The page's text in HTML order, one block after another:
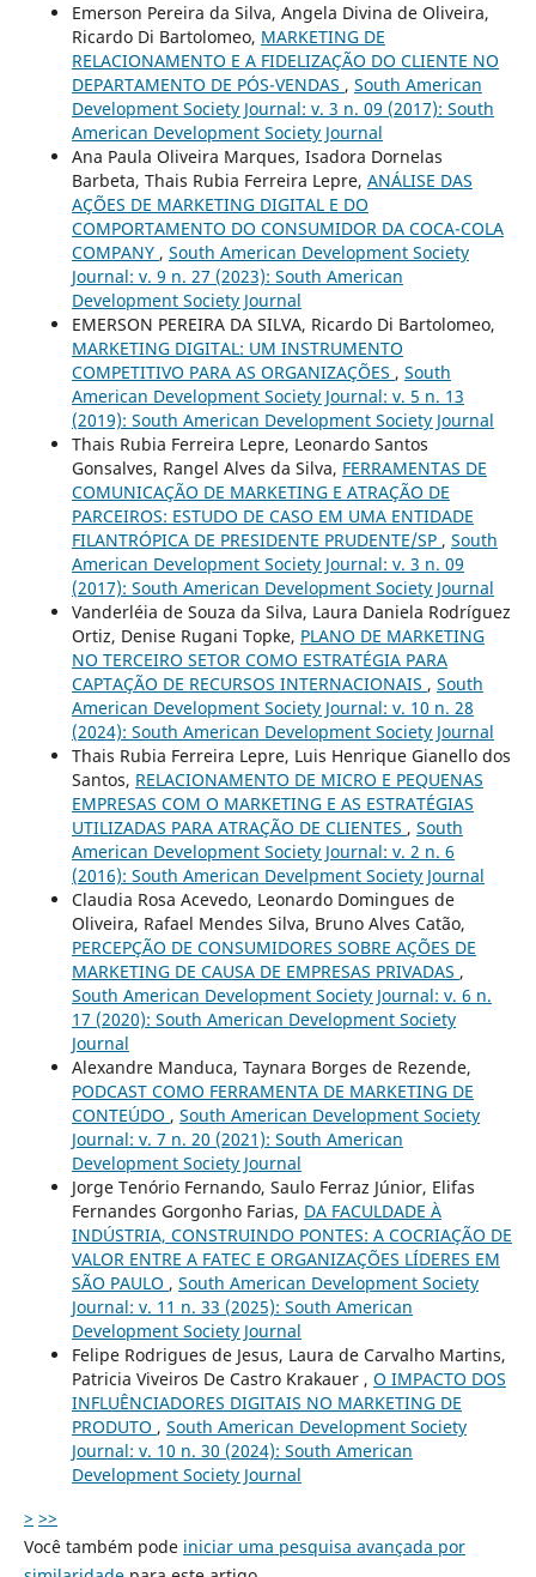
Emerson Pereira da Silva, Angela Divina de Oliveira,
Ricardo Di Bartolomeo, MARKETING DE
RELACIONAMENTO E A FIDELIZAÇÃO DO CLIENTE NO
DEPARTAMENTO DE PÓS-VENDAS , South American
Development Society Journal: v. 3 n. 09 (2017): South
American Development Society Journal
Ana Paula Oliveira Marques, Isadora Dornelas
Barbeta, Thais Rubia Ferreira Lepre, ANÁLISE DAS
AÇÕES DE MARKETING DIGITAL E DO
COMPORTAMENTO DO CONSUMIDOR DA COCA-COLA
COMPANY , South American Development Society
Journal: v. 9 n. 27 (2023): South American
Development Society Journal
EMERSON PEREIRA DA SILVA, Ricardo Di Bartolomeo,
MARKETING DIGITAL: UM INSTRUMENTO
COMPETITIVO PARA AS ORGANIZAÇÕES , South
American Development Society Journal: v. 5 n. 13
(2019): South American Development Society Journal
Thais Rubia Ferreira Lepre, Leonardo Santos
Gonsalves, Rangel Alves da Silva, FERRAMENTAS DE
COMUNICAÇÃO DE MARKETING E ATRAÇÃO DE
PARCEIROS: ESTUDO DE CASO EM UMA ENTIDADE
FILANTRÓPICA DE PRESIDENTE PRUDENTE/SP , South
American Development Society Journal: v. 3 n. 09
(2017): South American Development Society Journal
Vanderléia de Souza da Silva, Laura Daniela Rodríguez
Ortiz, Denise Rugani Topke, PLANO DE MARKETING
NO TERCEIRO SETOR COMO ESTRATÉGIA PARA
CAPTAÇÃO DE RECURSOS INTERNACIONAIS , South
American Development Society Journal: v. 10 n. 28
(2024): South American Development Society Journal
Thais Rubia Ferreira Lepre, Luis Henrique Gianello dos
Santos, RELACIONAMENTO DE MICRO E PEQUENAS
EMPRESAS COM O MARKETING E AS ESTRATÉGIAS
UTILIZADAS PARA ATRAÇÃO DE CLIENTES , South
American Development Society Journal: v. 2 n. 6
(2016): South American Develpment Society Journal
Claudia Rosa Acevedo, Leonardo Domingues de
Oliveira, Rafael Mendes Silva, Bruno Alves Catão,
PERCEPÇÃO DE CONSUMIDORES SOBRE AÇÕES DE
MARKETING DE CAUSA DE EMPRESAS PRIVADAS ,
South American Development Society Journal: v. 6 n.
17 (2020): South American Development Society
Journal
Alexandre Manduca, Taynara Borges de Rezende,
PODCAST COMO FERRAMENTA DE MARKETING DE
CONTEÚDO , South American Development Society
Journal: v. 7 n. 20 (2021): South American
Development Society Journal
Jorge Tenório Fernando, Saulo Ferraz Júnior, Elifas
Fernandes Gorgonho Farias, DA FACULDADE À
INDÚSTRIA, CONSTRUINDO PONTES: A COCRIAÇÃO DE
VALOR ENTRE A FATEC E ORGANIZAÇÕES LÍDERES EM
SÃO PAULO , South American Development Society
Journal: v. 11 n. 33 (2025): South American
Development Society Journal
Felipe Rodrigues de Jesus, Laura de Carvalho Martins,
Patricia Viveiros De Castro Krakauer , O IMPACTO DOS
INFLUÊNCIADORES DIGITAIS NO MARKETING DE
PRODUTO , South American Development Society
Journal: v. 10 n. 30 (2024): South American
Development Society Journal
> >>
Você também pode iniciar uma pesquisa avançada por